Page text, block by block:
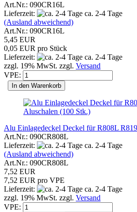
Art.Nr.: 090CR16L
Lieferzeit:
ca. 2-4 Tage
(Ausland abweichend)
Art.Nr.: 090CR16L
5,45 EUR
0,05 EUR pro Stück
Lieferzeit:
ca. 2-4 Tage
zzgl. 19% MwSt. zzgl. Versand
VPE:
In den Warenkorb
Alu Einlagedeckel Deckel für R808L
Art.Nr.: 090CR808L
Lieferzeit:
ca. 2-4 Tage
(Ausland abweichend)
Art.Nr.: 090CR808L
7,52 EUR
7,52 EUR pro VPE
Lieferzeit:
ca. 2-4 Tage
zzgl. 19% MwSt. zzgl. Versand
VPE: